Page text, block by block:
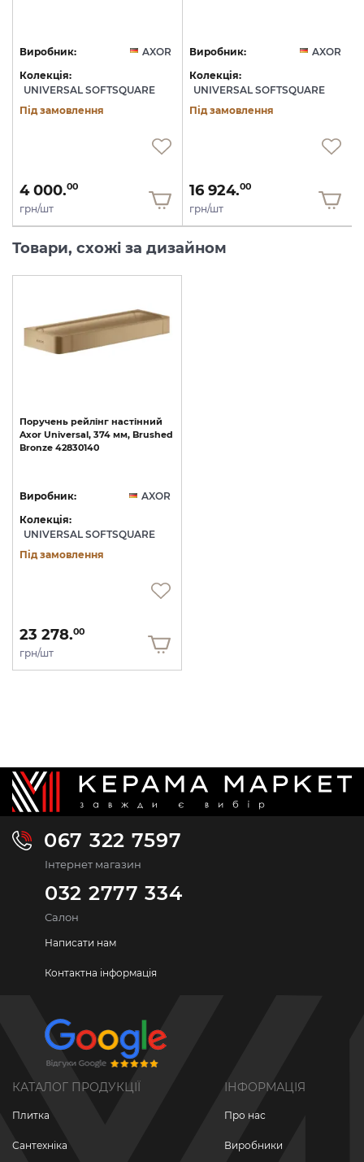
Виробник:
AXOR
Колекція:
UNIVERSAL SOFTSQUARE
Під замовлення
4 000.00
грн/шт
Виробник:
AXOR
Колекція:
UNIVERSAL SOFTSQUARE
Під замовлення
16 924.00
грн/шт
Товари, схожі за дизайном
Поручень рейлінг настінний
Axor Universal, 374 мм, Brushed
Bronze 42830140
Виробник:
AXOR
Колекція:
UNIVERSAL SOFTSQUARE
Під замовлення
23 278.00
грн/шт
067 322 7597
Інтернет магазин
032 2777 334
Салон
Написати нам
Контактна інформація
КАТАЛОГ ПРОДУКЦІЇ
Плитка
Сантехніка
ІНФОРМАЦІЯ
Про нас
Виробники